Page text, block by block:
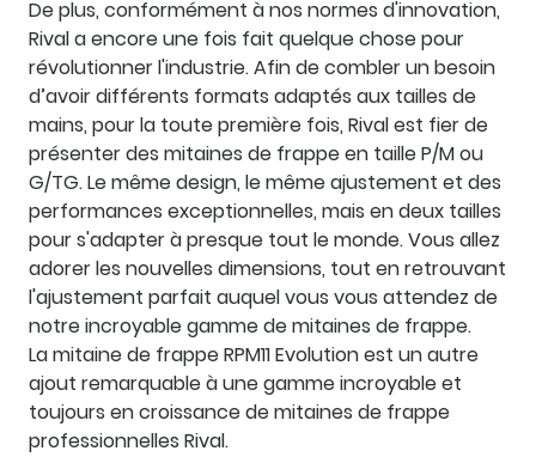
De plus, conformément à nos normes d'innovation,
Rival a encore une fois fait quelque chose pour
révolutionner l'industrie. Afin de combler un besoin
d’avoir différents formats adaptés aux tailles de
mains, pour la toute première fois, Rival est fier de
présenter des mitaines de frappe en taille P/M ou
G/TG. Le même design, le même ajustement et des
performances exceptionnelles, mais en deux tailles
pour s'adapter à presque tout le monde. Vous allez
adorer les nouvelles dimensions, tout en retrouvant
l'ajustement parfait auquel vous vous attendez de
notre incroyable gamme de mitaines de frappe.
La mitaine de frappe RPM11 Evolution est un autre
ajout remarquable à une gamme incroyable et
toujours en croissance de mitaines de frappe
professionnelles Rival.